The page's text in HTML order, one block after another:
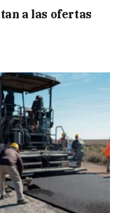
a las ofertas